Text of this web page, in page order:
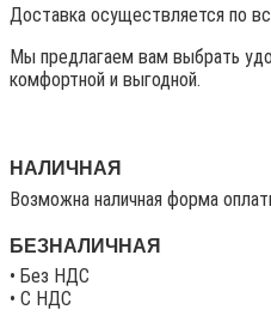
Доставка осуществляется по
Мы предлагаем вам выбрать
комфортной и выгодной.
НАЛИЧНАЯ
Возможна наличная форма
БЕЗНАЛИЧНАЯ
• Без НДС
• C НДС